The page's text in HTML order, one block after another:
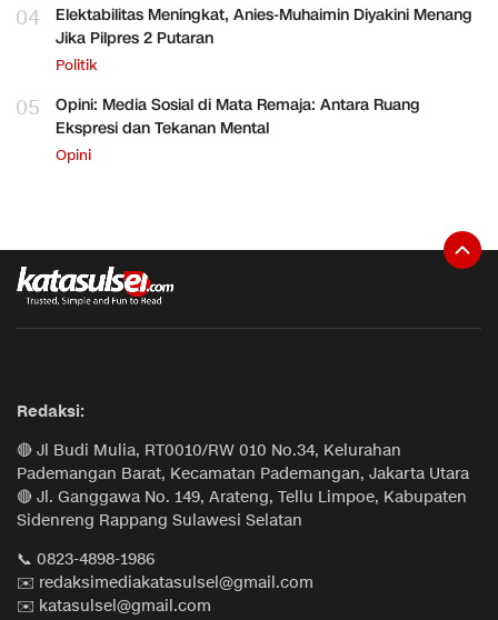
04
Elektabilitas Meningkat, Anies-Muhaimin Diyakini Menang
Jika Pilpres 2 Putaran
Politik
05
Opini: Media Sosial di Mata Remaja: Antara Ruang
Ekspresi dan Tekanan Mental
Opini
Redaksi:
🔴 Jl Budi Mulia, RT0010/RW 010 No.34, Kelurahan
Pademangan Barat, Kecamatan Pademangan, Jakarta Utara
🔴 Jl. Ganggawa No. 149, Arateng, Tellu Limpoe, Kabupaten
Sidenreng Rappang Sulawesi Selatan
📞 0823-4898-1986
✉️ redaksimediakatasulsel@gmail.com
✉️ katasulsel@gmail.com